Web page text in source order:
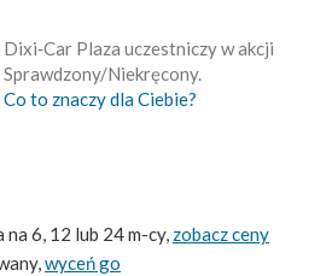
Dixi‑Car Plaza uczestniczy w akcji
Sprawdzony/Niekręcony.
Co to znaczy dla Ciebie?
6, 12 lub 24 m-cy, zobacz ceny
wyceń go